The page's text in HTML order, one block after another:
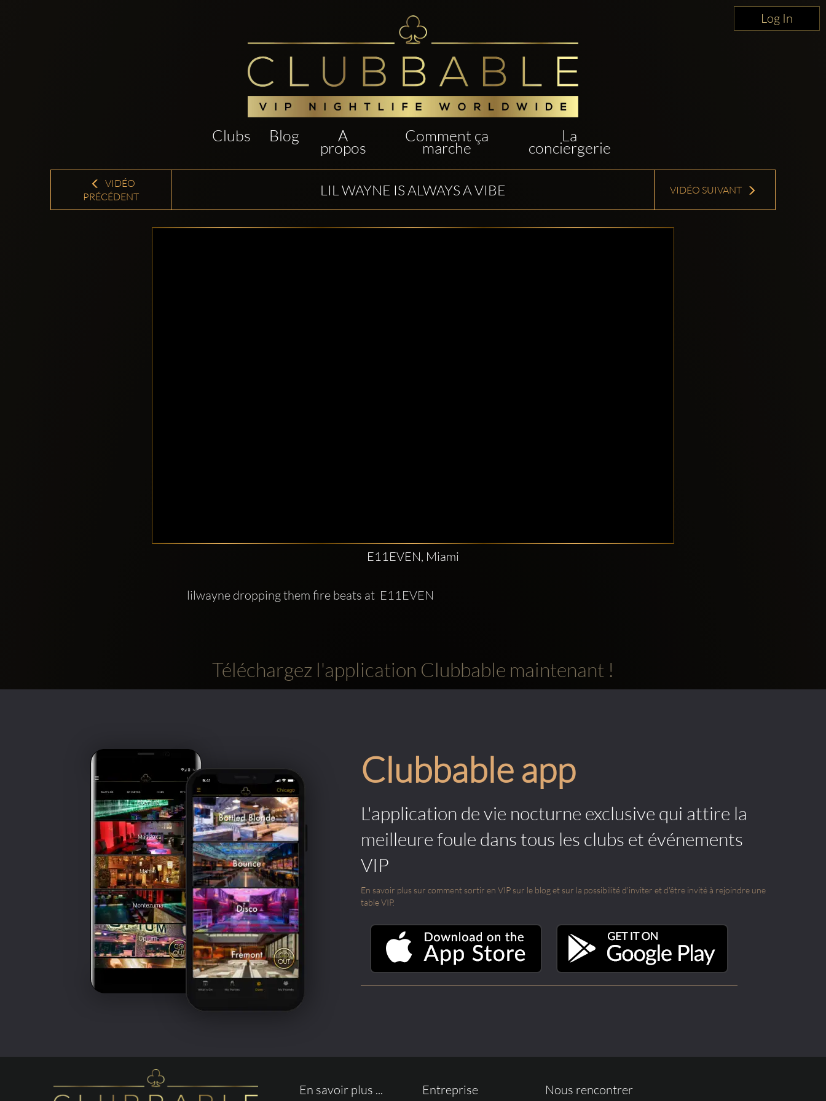
Log In
Clubs Blog A
propos
Comment ça
marche
La
conciergerie
VIDÉO
PRÉCÉDENT
LIL WAYNE IS ALWAYS A VIBE VIDÉO SUIVANT
E11EVEN, Miami
lilwayne dropping them fire beats at  E11EVEN
Téléchargez l'application Clubbable maintenant !
Clubbable app
L'application de vie nocturne exclusive qui attire la
meilleure foule dans tous les clubs et événements
VIP
En savoir plus sur comment sortir en VIP sur le blog et sur la possibilité d'inviter et d'être invité à rejoindre une
table VIP.
En savoir plus ... Entreprise Nous rencontrer